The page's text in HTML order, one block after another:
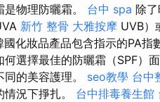
物理防曬霜。 台中 spa 除
新竹 整骨 大雅按摩 UVB）
國化妝品產品包含指示的PA指
何選擇最佳的防曬霜（SPF）
的美容護理。 seo教學 台中
況下掙扎。 台中排毒養生館